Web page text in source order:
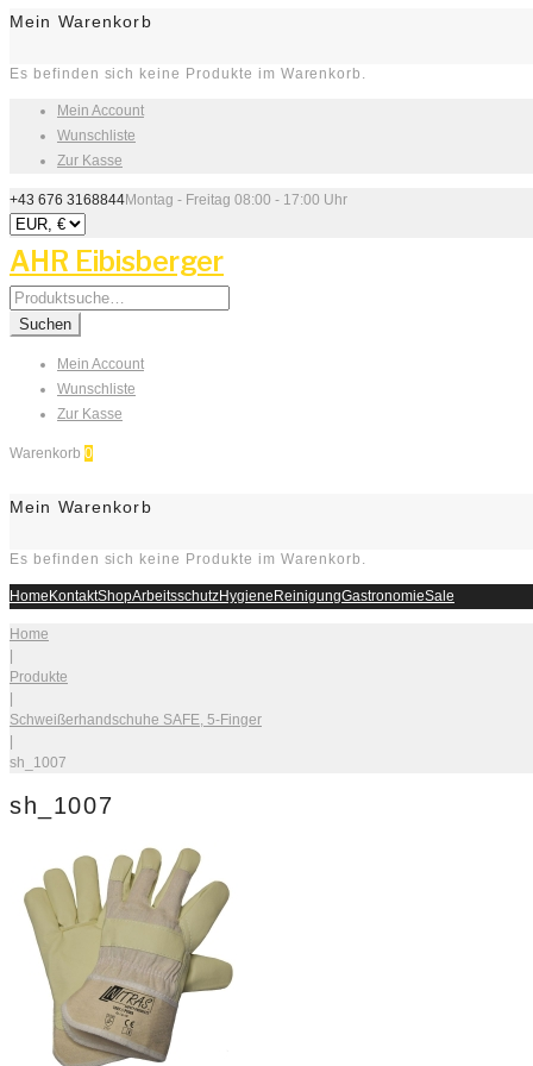
Mein Warenkorb
Es befinden sich keine Produkte im Warenkorb.
Mein Account
Wunschliste
Zur Kasse
+43 676 3168844Montag - Freitag 08:00 - 17:00 Uhr
AHR Eibisberger
Search
for:
Suchen
Mein Account
Wunschliste
Zur Kasse
Warenkorb 0
Mein Warenkorb
Es befinden sich keine Produkte im Warenkorb.
HomeKontaktShopArbeitsschutzHygieneReinigungGastronomieSale
Home
|
Produkte
|
Schweißerhandschuhe SAFE, 5-Finger
|
sh_1007
sh_1007